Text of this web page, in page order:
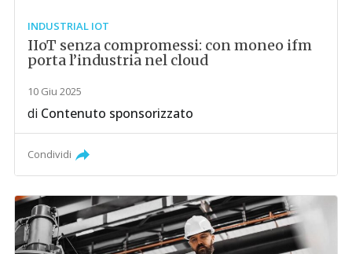
INDUSTRIAL IOT
IIoT senza compromessi: con moneo ifm
porta l’industria nel cloud
10 Giu 2025
di Contenuto sponsorizzato
Condividi